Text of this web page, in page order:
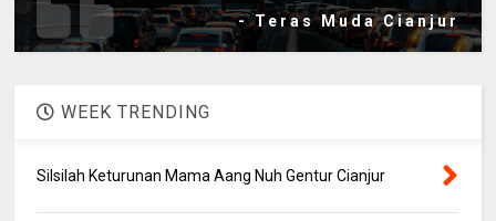
- Teras Muda Cianjur
WEEK TRENDING
Silsilah Keturunan Mama Aang Nuh Gentur Cianjur